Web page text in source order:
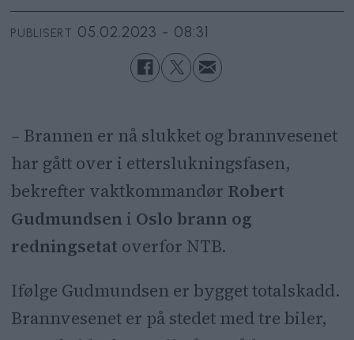
PUBLISERT 05.02.2023 - 08:31
– Brannen er nå slukket og brannvesenet
har gått over i etterslukningsfasen,
bekrefter vaktkommandør Robert
Gudmundsen i Oslo brann og
redningsetat overfor NTB.
Ifølge Gudmundsen er bygget totalskadd.
Brannvesenet er på stedet med tre biler,